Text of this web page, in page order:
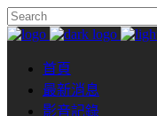
首頁
最新消息
影音記錄